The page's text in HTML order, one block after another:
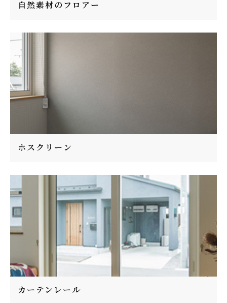
自然素材のフロアー
ホスクリーン
カーテンレール